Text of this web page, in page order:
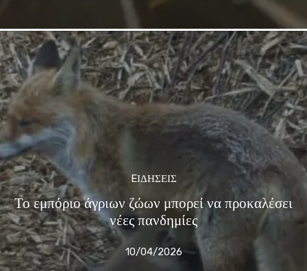
EΙΔΗΣΕΙΣ
Το εμπόριο άγριων ζώων μπορεί να προκαλέσει
νέες πανδημίες
10/04/2026